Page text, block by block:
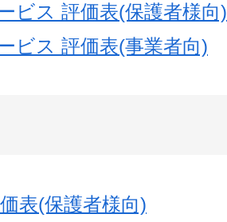
ビス 評価表(保護者様向)
ビス 評価表(事業者向)
表(保護者様向)